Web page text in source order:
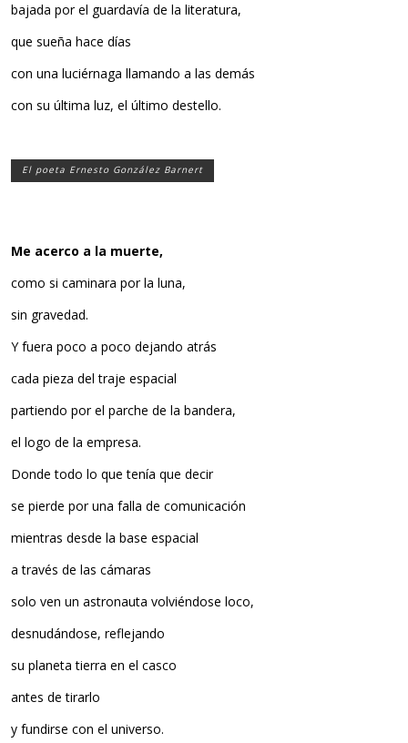
bajada por el guardavía de la literatura,
que sueña hace días
con una luciérnaga llamando a las demás
con su última luz, el último destello.
El poeta Ernesto González Barnert
Me acerco a la muerte,
como si caminara por la luna,
sin gravedad.
Y fuera poco a poco dejando atrás
cada pieza del traje espacial
partiendo por el parche de la bandera,
el logo de la empresa.
Donde todo lo que tenía que decir
se pierde por una falla de comunicación
mientras desde la base espacial
a través de las cámaras
solo ven un astronauta volviéndose loco,
desnudándose, reflejando
su planeta tierra en el casco
antes de tirarlo
y fundirse con el universo.